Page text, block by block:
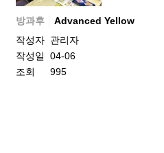
방과후
Advanced Yellow
작성자 관리자
작성일
04-06
조회
995